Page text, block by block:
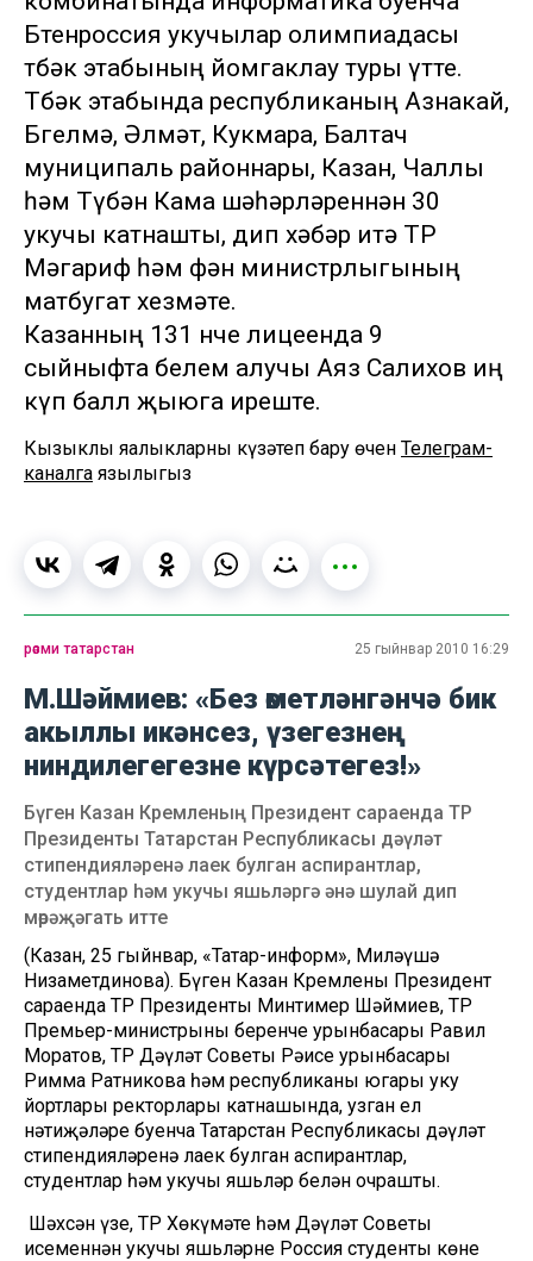
Бөтенроссия укучылар олимпиадасы
төбәк этабының йомгаклау туры үтте.
Төбәк этабында республиканың Азнакай,
Бөгелмә, Әлмәт, Кукмара, Балтач
муниципаль районнары, Казан, Чаллы
һәм Түбән Кама шәһәрләреннән 30
укучы катнашты, дип хәбәр итә ТР
Мәгариф һәм фән министрлыгының
матбугат хезмәте.
Казанның 131 нче лицеенда 9
сыйныфта белем алучы Аяз Салихов иң
күп балл җыюга иреште.
Кызыклы яңалыкларны күзәтеп бару өчен Телеграм-
каналга язылыгыз
рәсми татарстан 25 гыйнвар 2010 16:29
М.Шәймиев: «Без өметләнгәнчә бик
акыллы икәнсез, үзегезнең
ниндилегегезне күрсәтегез!»
Бүген Казан Кремленың Президент сараенда ТР
Президенты Татарстан Республикасы дәүләт
стипендияләренә лаек булган аспирантлар,
студентлар һәм укучы яшьләргә әнә шулай дип
мөрәҗәгать итте
(Казан, 25 гыйнвар, «Татар-информ», Миләүшә
Низаметдинова). Бүген Казан Кремленың Президент
сараенда ТР Президенты Минтимер Шәймиев, ТР
Премьер-министрының беренче урынбасары Равил
Моратов, ТР Дәүләт Советы Рәисе урынбасары
Римма Ратникова һәм республиканың югары уку
йортлары ректорлары катнашында, узган ел
нәтиҗәләре буенча Татарстан Республикасы дәүләт
стипендияләренә лаек булган аспирантлар,
студентлар һәм укучы яшьләр белән очрашты.
Шәхсән үзе, ТР Хөкүмәте һәм Дәүләт Советы
исеменнән укучы яшьләрне Россия студенты көне